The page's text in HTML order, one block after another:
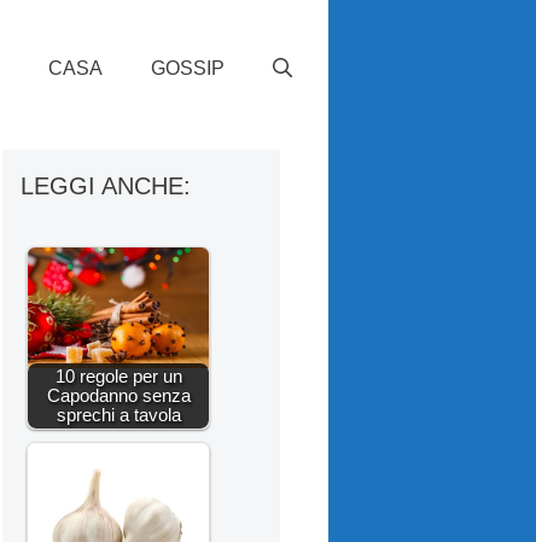
CASA GOSSIP
LEGGI ANCHE:
10 regole per un
Capodanno senza
sprechi a tavola